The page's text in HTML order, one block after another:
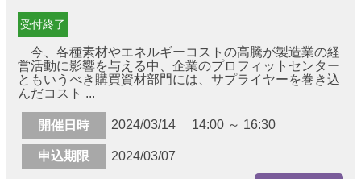
受付終了
今、各種素材やエネルギーコストの高騰が製造業の経
営活動に影響を与える中、企業のプロフィットセンター
ともいうべき購買資材部門には、サプライヤーを巻き込
んだコスト ...
開催日時 2024/03/14 14:00 ～ 16:30
申込期限 2024/03/07